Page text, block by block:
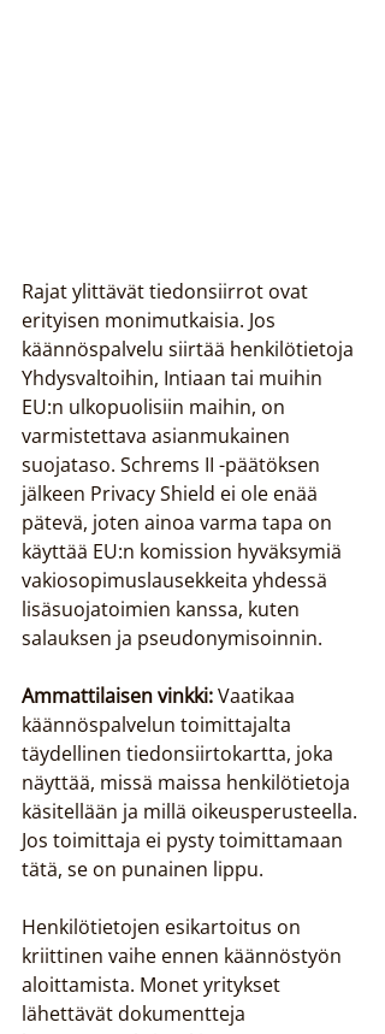
Rajat ylittävät tiedonsiirrot ovat
erityisen monimutkaisia. Jos
käännöspalvelu siirtää henkilötietoja
Yhdysvaltoihin, Intiaan tai muihin
EU:n ulkopuolisiin maihin, on
varmistettava asianmukainen
suojataso. Schrems II -päätöksen
jälkeen Privacy Shield ei ole enää
pätevä, joten ainoa varma tapa on
käyttää EU:n komission hyväksymiä
vakiosopimuslausekkeita yhdessä
lisäsuojatoimien kanssa, kuten
salauksen ja pseudonymisoinnin.
Ammattilaisen vinkki: Vaatikaa
käännöspalvelun toimittajalta
täydellinen tiedonsiirtokartta, joka
näyttää, missä maissa henkilötietoja
käsitellään ja millä oikeusperusteella.
Jos toimittaja ei pysty toimittamaan
tätä, se on punainen lippu.
Henkilötietojen esikartoitus on
kriittinen vaihe ennen käännöstyön
aloittamista. Monet yritykset
lähettävät dokumentteja